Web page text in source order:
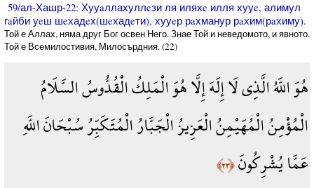
59/ал-Хашр-22: Хууaллахуллeзи ля иляхe илля хууe, алимул
гaйби уeш шeхадeх(шeхадeти), хууeр рaхманур рaхим(рaхиму).
Той е Аллах, няма друг Бог освен Него. Знае Той и неведомото, и явното.
Той е Всемилостивия, Милосърдния. (22)
هُوَ اللَّهُ الَّذِي لَا إِلَهَ إِلَّا هُوَ الْمَلِكُ الْقُدُّوسُ السَّلَامُ
الْمُؤْمِنُ الْمُهَيْمِنُ الْعَزِيزُ الْجَبَّارُ الْمُتَكَبِّرُ سُبْحَانَ اللَّهِ
عَمَّا يُشْرِكُونَ﴿٢٣﴾